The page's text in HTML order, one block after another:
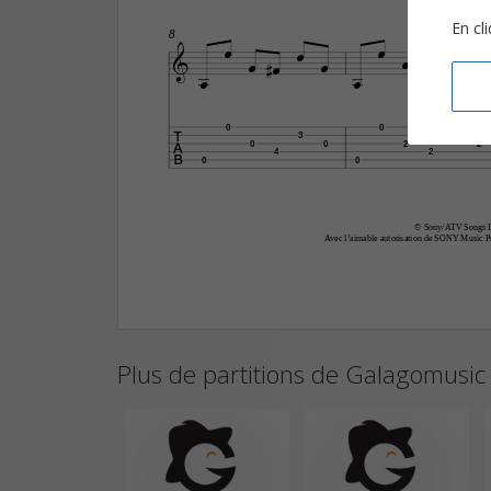
© Sony/ATV Songs
Avec l’aimable autorisation de SONY Music
8



  
   
   
0
0
0
4
3
0
0
0
2
2
2
Plus de partitions de Galagomusic
En